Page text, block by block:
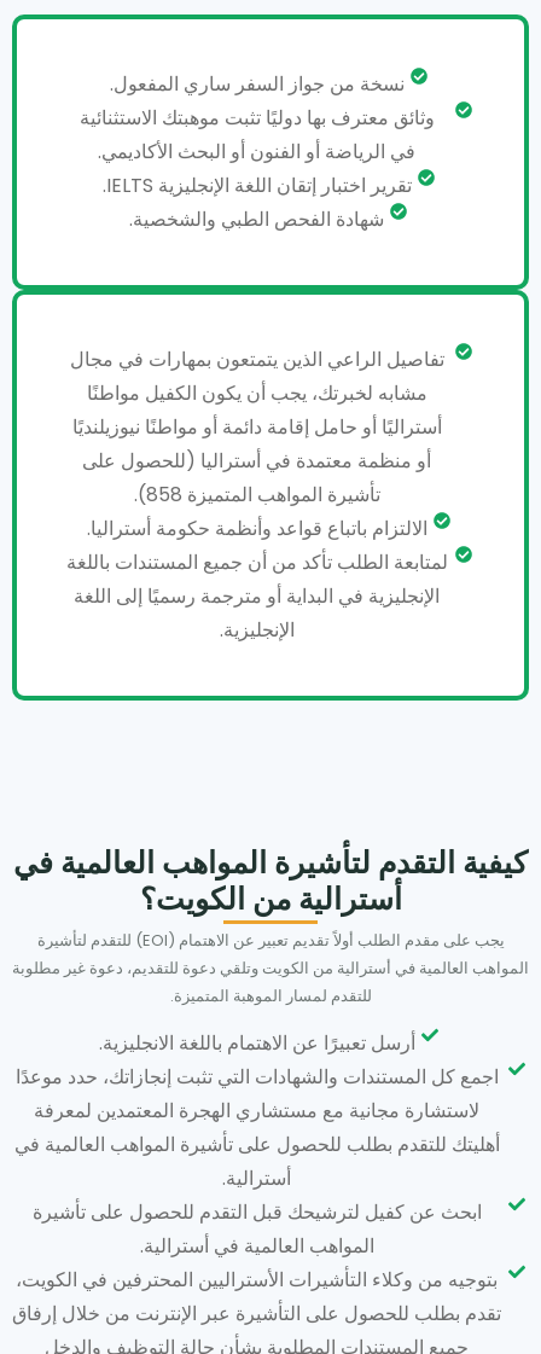
نسخة من جواز السفر ساري المفعول.
وثائق معترف بها دوليًا تثبت موهبتك الاستثنائية
في الرياضة أو الفنون أو البحث الأكاديمي.
تقرير اختبار إتقان اللغة الإنجليزية IELTS.
شهادة الفحص الطبي والشخصية.
تفاصيل الراعي الذين يتمتعون بمهارات في مجال
مشابه لخبرتك، يجب أن يكون الكفيل مواطنًا
أستراليًا أو حامل إقامة دائمة أو مواطنًا نيوزيلنديًا
أو منظمة معتمدة في أستراليا (للحصول على
تأشيرة المواهب المتميزة 858).
الالتزام باتباع قواعد وأنظمة حكومة أستراليا.
لمتابعة الطلب تأكد من أن جميع المستندات باللغة
الإنجليزية في البداية أو مترجمة رسميًا إلى اللغة
الإنجليزية.
كيفية التقدم لتأشيرة المواهب العالمية في
أسترالية من الكويت؟
يجب على مقدم الطلب أولاً تقديم تعبير عن الاهتمام (EOI) للتقدم لتأشيرة
المواهب العالمية في أسترالية من الكويت وتلقي دعوة للتقديم، دعوة غير مطلوبة
للتقدم لمسار الموهبة المتميزة.
أرسل تعبيرًا عن الاهتمام باللغة الانجليزية.
اجمع كل المستندات والشهادات التي تثبت إنجازاتك، حدد موعدًا
لاستشارة مجانية مع مستشاري الهجرة المعتمدين لمعرفة
أهليتك للتقدم بطلب للحصول على تأشيرة المواهب العالمية في
أسترالية.
ابحث عن كفيل لترشيحك قبل التقدم للحصول على تأشيرة
المواهب العالمية في أسترالية.
بتوجيه من وكلاء التأشيرات الأستراليين المحترفين في الكويت،
تقدم بطلب للحصول على التأشيرة عبر الإنترنت من خلال إرفاق
جميع المستندات المطلوبة بشأن حالة التوظيف والدخل